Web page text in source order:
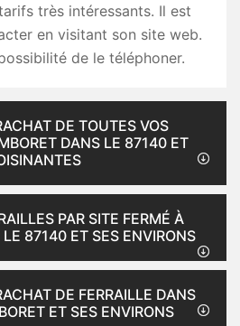
très intéressants. Il est
en visitant son site web.
de le téléphoner.
DE TOUTES VOS
DANS LE 87140 ET
PAR SITE FERMÉ À
87140 ET SES ENVIRONS
DE FERRAILLE DANS
ET SES ENVIRONS